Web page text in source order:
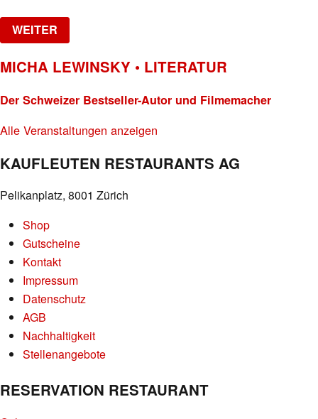
WEITER
MICHA LEWINSKY • LITERATUR
Der Schweizer Bestseller-Autor und Filmemacher
Alle Veranstaltungen anzeigen
KAUFLEUTEN RESTAURANTS AG
Pelikanplatz, 8001 Zürich
Shop
Gutscheine
Kontakt
Impressum
Datenschutz
AGB
Nachhaltigkeit
Stellenangebote
RESERVATION RESTAURANT